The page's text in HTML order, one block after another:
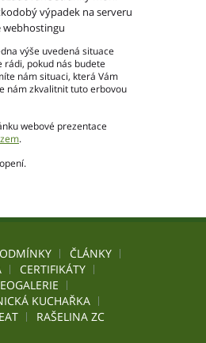
výpadek na serveru
výše uvedená situace
rádi, pokud nás budete
nám situaci, která Vám
nám zkvalitnit tuto erbovou
webové prezentace
.
ČLÁNKY
CERTIFIKÁTY
KUCHAŘKA
RAŠELINA ZC